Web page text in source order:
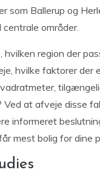
som Ballerup og
områder.
hvilken region der
hvilke faktorer der
Ved at afveje disse
informeret
mest bolig for dine